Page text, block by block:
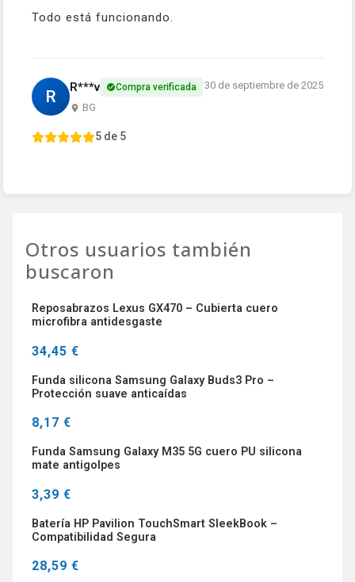
Todo está funcionando.
R R***v Compra verificada
BG
30 de septiembre de 2025
5 de 5
Otros usuarios también
buscaron
Reposabrazos Lexus GX470 – Cubierta cuero
microfibra antidesgaste
34,45 €
Funda silicona Samsung Galaxy Buds3 Pro –
Protección suave anticaídas
8,17 €
Funda Samsung Galaxy M35 5G cuero PU silicona
mate antigolpes
3,39 €
Batería HP Pavilion TouchSmart SleekBook –
Compatibilidad Segura
28,59 €